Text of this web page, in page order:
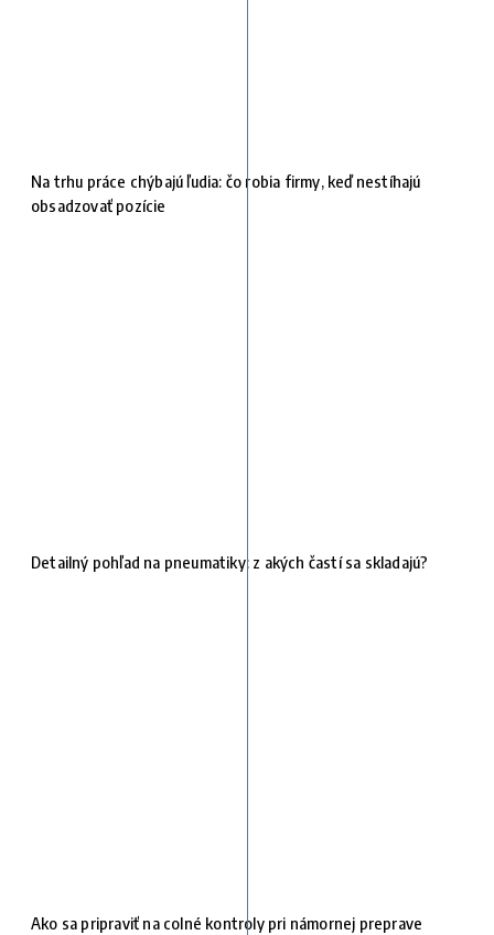
Na trhu práce chýbajú ľudia: čo robia firmy, keď nestíhajú
obsadzovať pozície
Detailný pohľad na pneumatiky: z akých častí sa skladajú?
Ako sa pripraviť na colné kontroly pri námornej preprave